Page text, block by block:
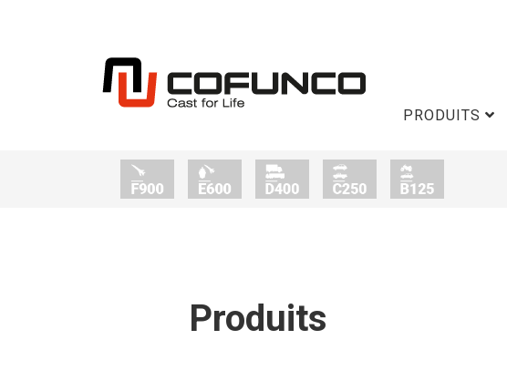
PRODUITS
Produits